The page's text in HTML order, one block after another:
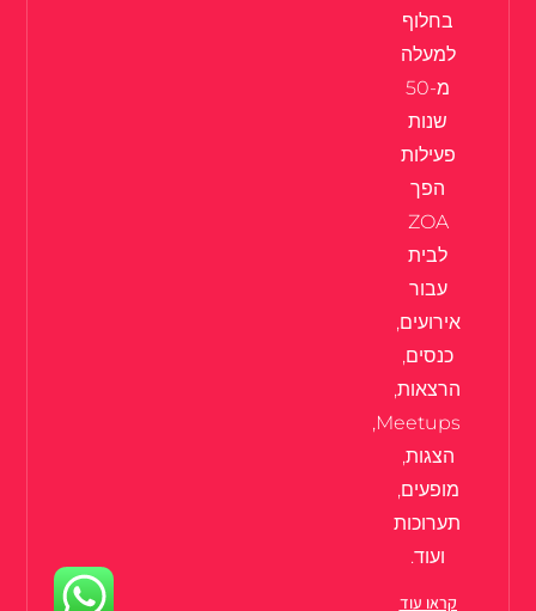
בחלוף
למעלה
מ-50
שנות
פעילות
הפך
ZOA
לבית
עבור
אירועים,
כנסים,
הרצאות,
Meetups,
הצגות,
מופעים,
תערוכות
ועוד.
קראו עוד